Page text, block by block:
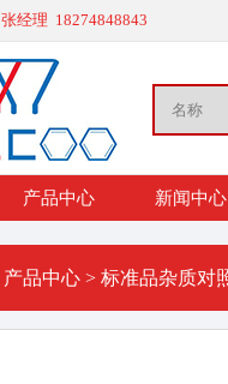
张经理 18274848843
产品中心 新闻中心
产品中心 > 标准品杂质对